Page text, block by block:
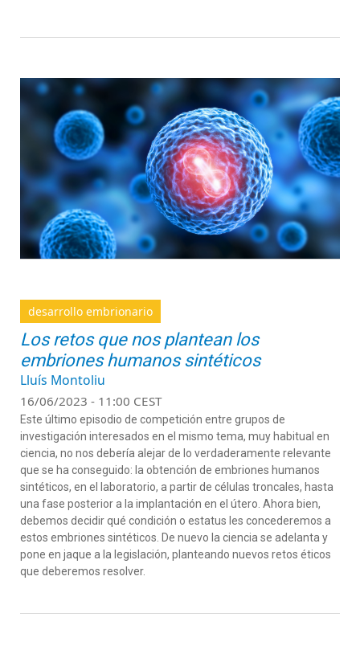
desarrollo embrionario
Los retos que nos plantean los
embriones humanos sintéticos
Lluís Montoliu
16/06/2023 - 11:00 CEST
Este último episodio de competición entre grupos de
investigación interesados en el mismo tema, muy habitual en
ciencia, no nos debería alejar de lo verdaderamente relevante
que se ha conseguido: la obtención de embriones humanos
sintéticos, en el laboratorio, a partir de células troncales, hasta
una fase posterior a la implantación en el útero. Ahora bien,
debemos decidir qué condición o estatus les concederemos a
estos embriones sintéticos. De nuevo la ciencia se adelanta y
pone en jaque a la legislación, planteando nuevos retos éticos
que deberemos resolver.